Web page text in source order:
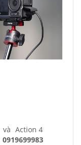
và Action 4